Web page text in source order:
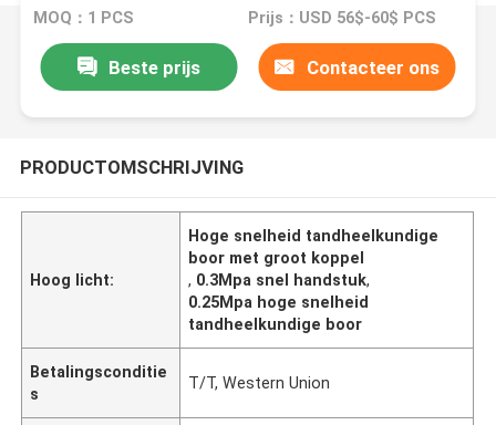
MOQ：1 PCS Prijs：USD 56$-60$ PCS
Beste prijs Contacteer ons
PRODUCTOMSCHRIJVING
Hoog licht:
Hoge snelheid tandheelkundige
boor met groot koppel
, 0.3Mpa snel handstuk,
0.25Mpa hoge snelheid
tandheelkundige boor
Betalingsconditie
s
T/T, Western Union